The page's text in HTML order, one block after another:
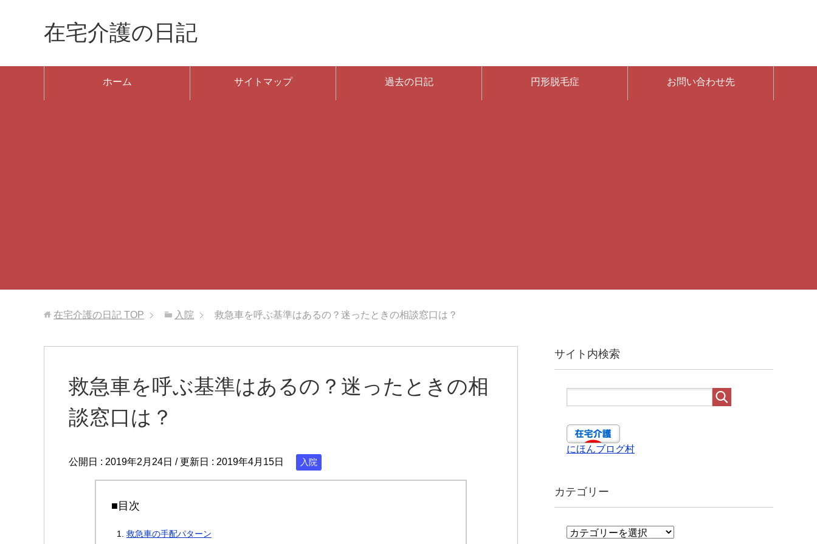
在宅介護の日記
ホーム サイトマップ 過去の日記 円形脱毛症 お問い合わせ先
在宅介護の日記 TOP 入院 救急車を呼ぶ基準はあるの？迷ったときの相談窓口は？
救急車を呼ぶ基準はあるの？迷ったときの相
談窓口は？
公開日 : 2019年2月24日 / 更新日 : 2019年4月15日 入院
■目次
救急車の手配パターン
サイト内検索
にほんブログ村
カテゴリー
カ